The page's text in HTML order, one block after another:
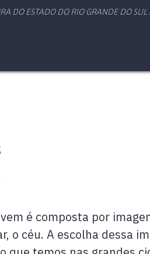
DO ESTADO DO RIO GRANDE DO SUL
é composta por
o céu. A escolha dessa